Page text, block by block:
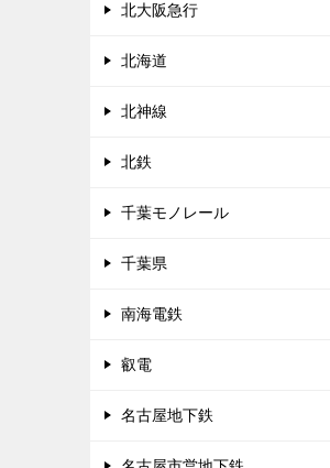
北大阪急行
北海道
北神線
北鉄
千葉モノレール
千葉県
南海電鉄
叡電
名古屋地下鉄